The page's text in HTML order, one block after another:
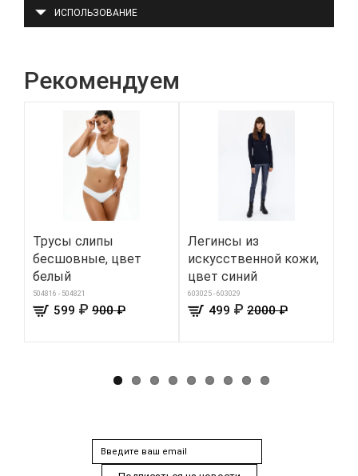
ИСПОЛЬЗОВАНИЕ
Рекомендуем
Трусы слипы
бесшовные, цвет
белый
504816 - 504821
599 ₽ 900 ₽
Легинсы из
искусственной кожи,
цвет синий
603025 - 603029
499 ₽ 2000 ₽